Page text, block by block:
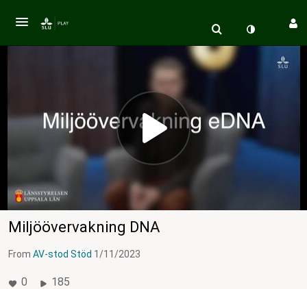
Miljöövervakning DNA
From AV-stod Stöd 1/11/2023
0 185